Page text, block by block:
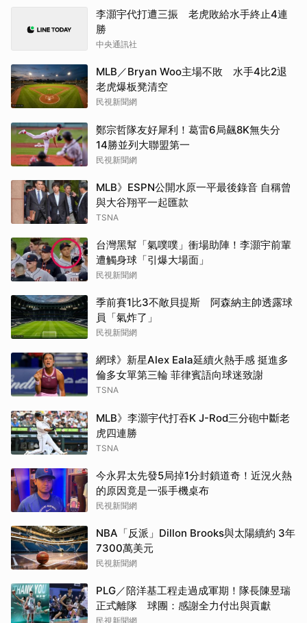
李灝宇代打遭三振 老虎敗給水手終止4連
勝
中央通訊社
MLB／Bryan Woo主場不敗 水手4比2退
老虎爆板凳清空
民視新聞網
鄭宗哲隊友好犀利！葛雷6局飆8K無失分
14勝並列大聯盟第一
民視新聞網
MLB》ESPN公開水原一平最後錄音 自稱曾
與大谷翔平一起匯款
TSNA
台灣黑幫「氣噗噗」衝場助陣！李灝宇前輩
遭觸身球「引爆大場面」
民視新聞網
季前賽1比3不敵貝提斯 阿森納主帥透露球
員「氣炸了」
民視新聞網
網球》新星Alex Eala延續火熱手感 挺進多
倫多女單第三輪 菲律賓語向球迷致謝
TSNA
MLB》李灝宇代打吞K J-Rod三分砲中斷老
虎四連勝
TSNA
今永昇太先發5局掉1分封鎖道奇！近況火熱
的原因竟是一張手機桌布
民視新聞網
NBA「反派」Dillon Brooks與太陽續約 3年
7300萬美元
民視新聞網
PLG／陪洋基工程走過成軍期！隊長陳昱瑞
正式離隊 球團：感謝全力付出與貢獻
民視新聞網